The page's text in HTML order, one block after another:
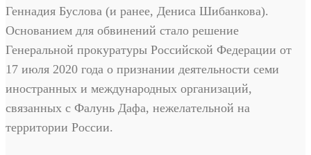
Геннадия Буслова (и ранее, Дениса Шибанкова).
Основанием для обвинений стало решение
Генеральной прокуратуры Российской Федерации от
17 июля 2020 года о признании деятельности семи
иностранных и международных организаций,
связанных с Фалунь Дафа, нежелательной на
территории России.